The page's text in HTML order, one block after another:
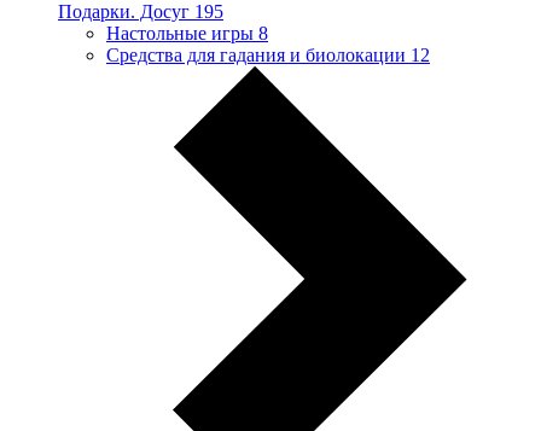
Подарки. Досуг 195
Настольные игры 8
Средства для гадания и биолокации 12